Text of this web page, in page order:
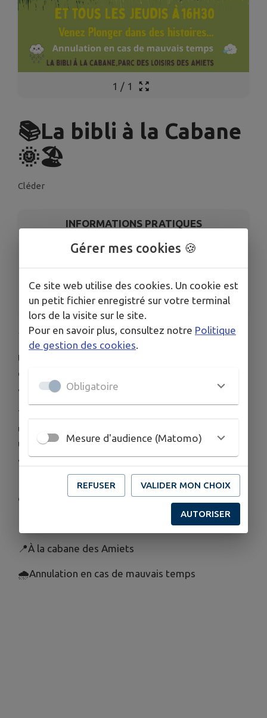
1 / 1
📚La bibli à la Cabane
🌞🏖️
Cléder
INFORMATIONS PRATIQUES
DATES
Du jeu. 9 juil. au dim. 23 août
☀La biblio à la cabane des Amiets ! 🏖
Un coin de lecture convivial en plein air en
consultation libre du jeudi 9 juillet au dimanche 23
août
Tous les jeudis jusqu'au 20 août, venez partager
un moment de lecture en solo ou partagé, avec
une sélection de livres et revues pour tous les
âges !
📆lectures en consultation libre du lundi au
dimanche 10h30 - 18h30
📆lectures organisées tous les jeudis à 16h30
📍À la cabane des Amiets
🌧Annulation en cas de mauvais temps
Gérer mes cookies 🍪
Ce site web utilise des cookies. Un cookie est
un petit fichier enregistré sur votre terminal
lors de la visite sur le site.
Pour en savoir plus, consultez notre Politique
de gestion des cookies.
Obligatoire
Mesure d'audience (Matomo)
REFUSER VALIDER MON CHOIX
AUTORISER